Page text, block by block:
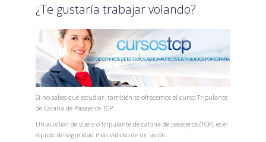
¿Te gustaría trabajar volando?
Si no sabes qué estudiar, también te ofrecemos el curso Tripulante
de Cabina de Pasajeros TCP.
Un auxiliar de vuelo o tripulante de cabina de pasajeros (TCP), es el
equipo de seguridad más valioso de un avión.